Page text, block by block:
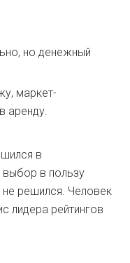
но денежный
маркет-
аренду.
в
выбор в пользу
решился. Человек
лидера рейтингов